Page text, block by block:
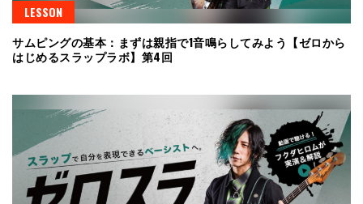
LESSON
サムピングの基本：まずは親指で1音鳴らしてみよう【ゼロから
はじめるスラップラボ】第4回